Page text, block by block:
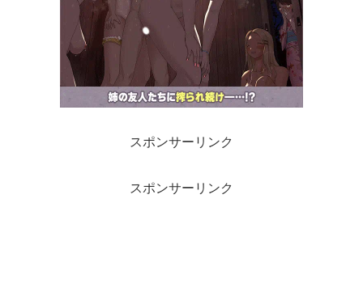
スポンサーリンク
スポンサーリンク